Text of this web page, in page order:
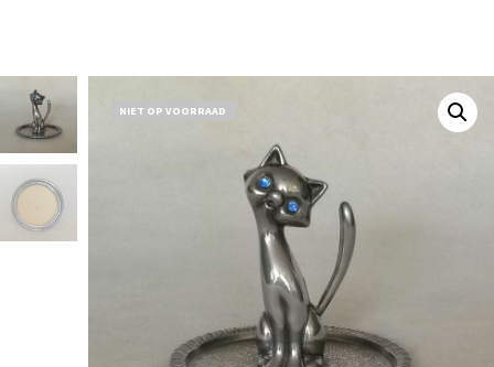
NIET OP VOORRAAD